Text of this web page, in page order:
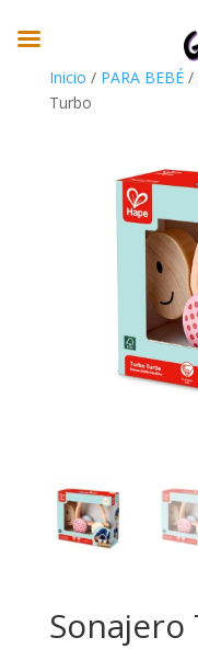
Inicio / PARA BEBÉ/
Turbo